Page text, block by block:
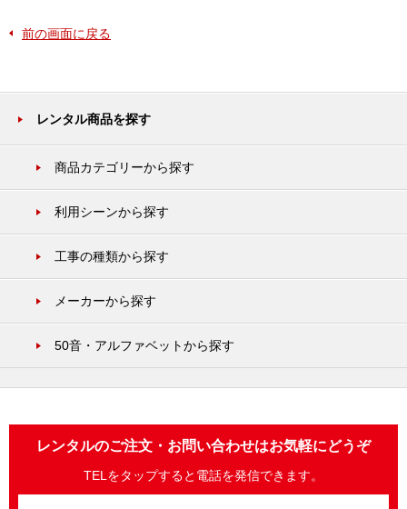
前の画面に戻る
レンタル商品を探す
商品カテゴリーから探す
利用シーンから探す
工事の種類から探す
メーカーから探す
50音・アルファベットから探す
レンタルのご注文・お問い合わせはお気軽にどうぞ
TELをタップすると電話を発信できます。